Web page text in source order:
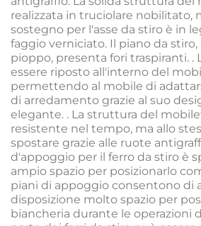
realizzata in truciolare nobilitato,
sostegno per l'asse da stiro è in
faggio verniciato. Il piano da stiro,
pioppo, presenta fori traspiranti. .
essere riposto all'interno del
permettendo al mobile di
di arredamento grazie al suo
elegante. . La struttura del
resistente nel tempo, ma allo
spostare grazie alle ruote
d'appoggio per il ferro da stiro è
ampio spazio per posizionarlo
piani di appoggio consentono di
disposizione molto spazio per
biancheria durante le operazioni